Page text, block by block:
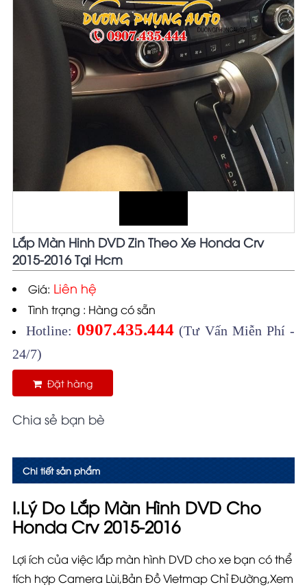
Lắp Màn Hinh DVD Zin Theo Xe Honda Crv
2015-2016 Tại Hcm
Giá: Liên hệ
Tình trạng : Hàng có sẵn
Hotline: 0907.435.444 (Tư Vấn Miễn Phí -
24/7)
Đặt hàng
Chia sẻ bạn bè
Chi tiết sản phẩm
I.Lý Do Lắp Màn Hình DVD Cho
Honda Crv 2015-2016
Lợi ích của việc lắp màn hình DVD cho xe bạn có thể
tích hợp Camera Lùi,Bản Đồ Vietmap Chỉ Đường,Xem